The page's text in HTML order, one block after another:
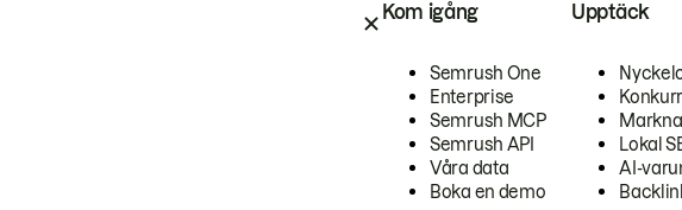
Kom igång
Semrush One
Enterprise
Semrush MCP
Semrush API
Våra data
Boka en demo
Upptäck
Lokal
AI-